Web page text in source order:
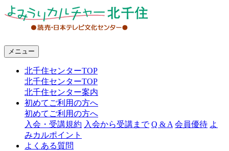
ャ
メニュー
北千住センターTOP
北千住センターTOP
北千住センター案内
初めてご利用の方へ
初めてご利用の方へ
入会・受講規約 入会から受講まで Q & A 会員優待 よ
みカルポイント
よくある質問